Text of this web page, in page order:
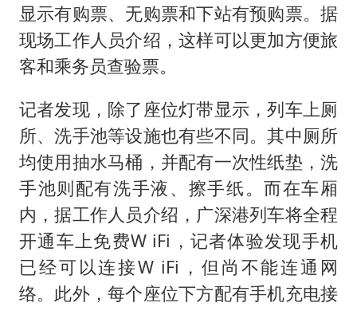
显示有购票、无购票和下站有预购票。据
现场工作人员介绍，这样可以更加方便旅
客和乘务员查验票。
记者发现，除了座位灯带显示，列车上厕
所、洗手池等设施也有些不同。其中厕所
均使用抽水马桶，并配有一次性纸垫，洗
手池则配有洗手液、擦手纸。而在车厢
内，据工作人员介绍，广深港列车将全程
开通车上免费W iFi，记者体验发现手机
已经可以连接W iFi，但尚不能连通网
络。此外，每个座位下方配有手机充电接